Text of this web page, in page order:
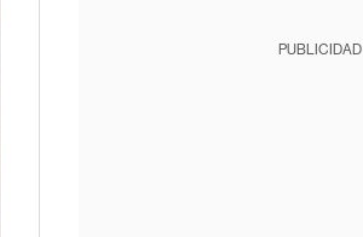
PUBLICIDAD